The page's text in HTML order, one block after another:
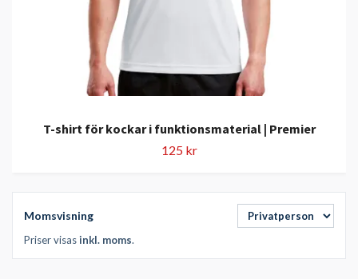
Momsvisning
Priser visasinkl. moms.
T-shirt för kockar i funktionsmaterial | Premier
125 kr